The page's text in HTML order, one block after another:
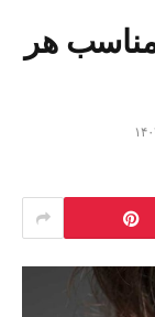
هر